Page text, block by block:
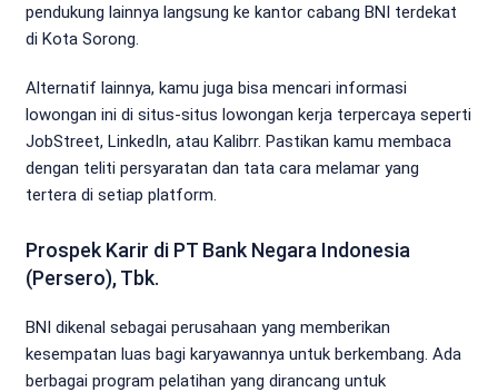
pendukung lainnya langsung ke kantor cabang BNI terdekat
di Kota Sorong.
Alternatif lainnya, kamu juga bisa mencari informasi
lowongan ini di situs-situs lowongan kerja terpercaya seperti
JobStreet, LinkedIn, atau Kalibrr. Pastikan kamu membaca
dengan teliti persyaratan dan tata cara melamar yang
tertera di setiap platform.
Prospek Karir di PT Bank Negara Indonesia
(Persero), Tbk.
BNI dikenal sebagai perusahaan yang memberikan
kesempatan luas bagi karyawannya untuk berkembang. Ada
berbagai program pelatihan yang dirancang untuk